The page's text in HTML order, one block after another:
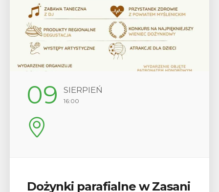
09 SIERPIEŃ
16:00
Dożynki parafialne w Zasani